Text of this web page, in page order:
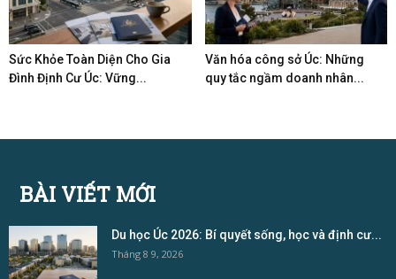
Sức Khỏe Toàn Diện Cho Gia
Đình Định Cư Úc: Vững...
Văn hóa công sở Úc: Những
quy tắc ngầm doanh nhân...
BÀI VIẾT MỚI
Du học Úc 2026: Bí quyết sống, học và định cư...
Tháng 8 9, 2026